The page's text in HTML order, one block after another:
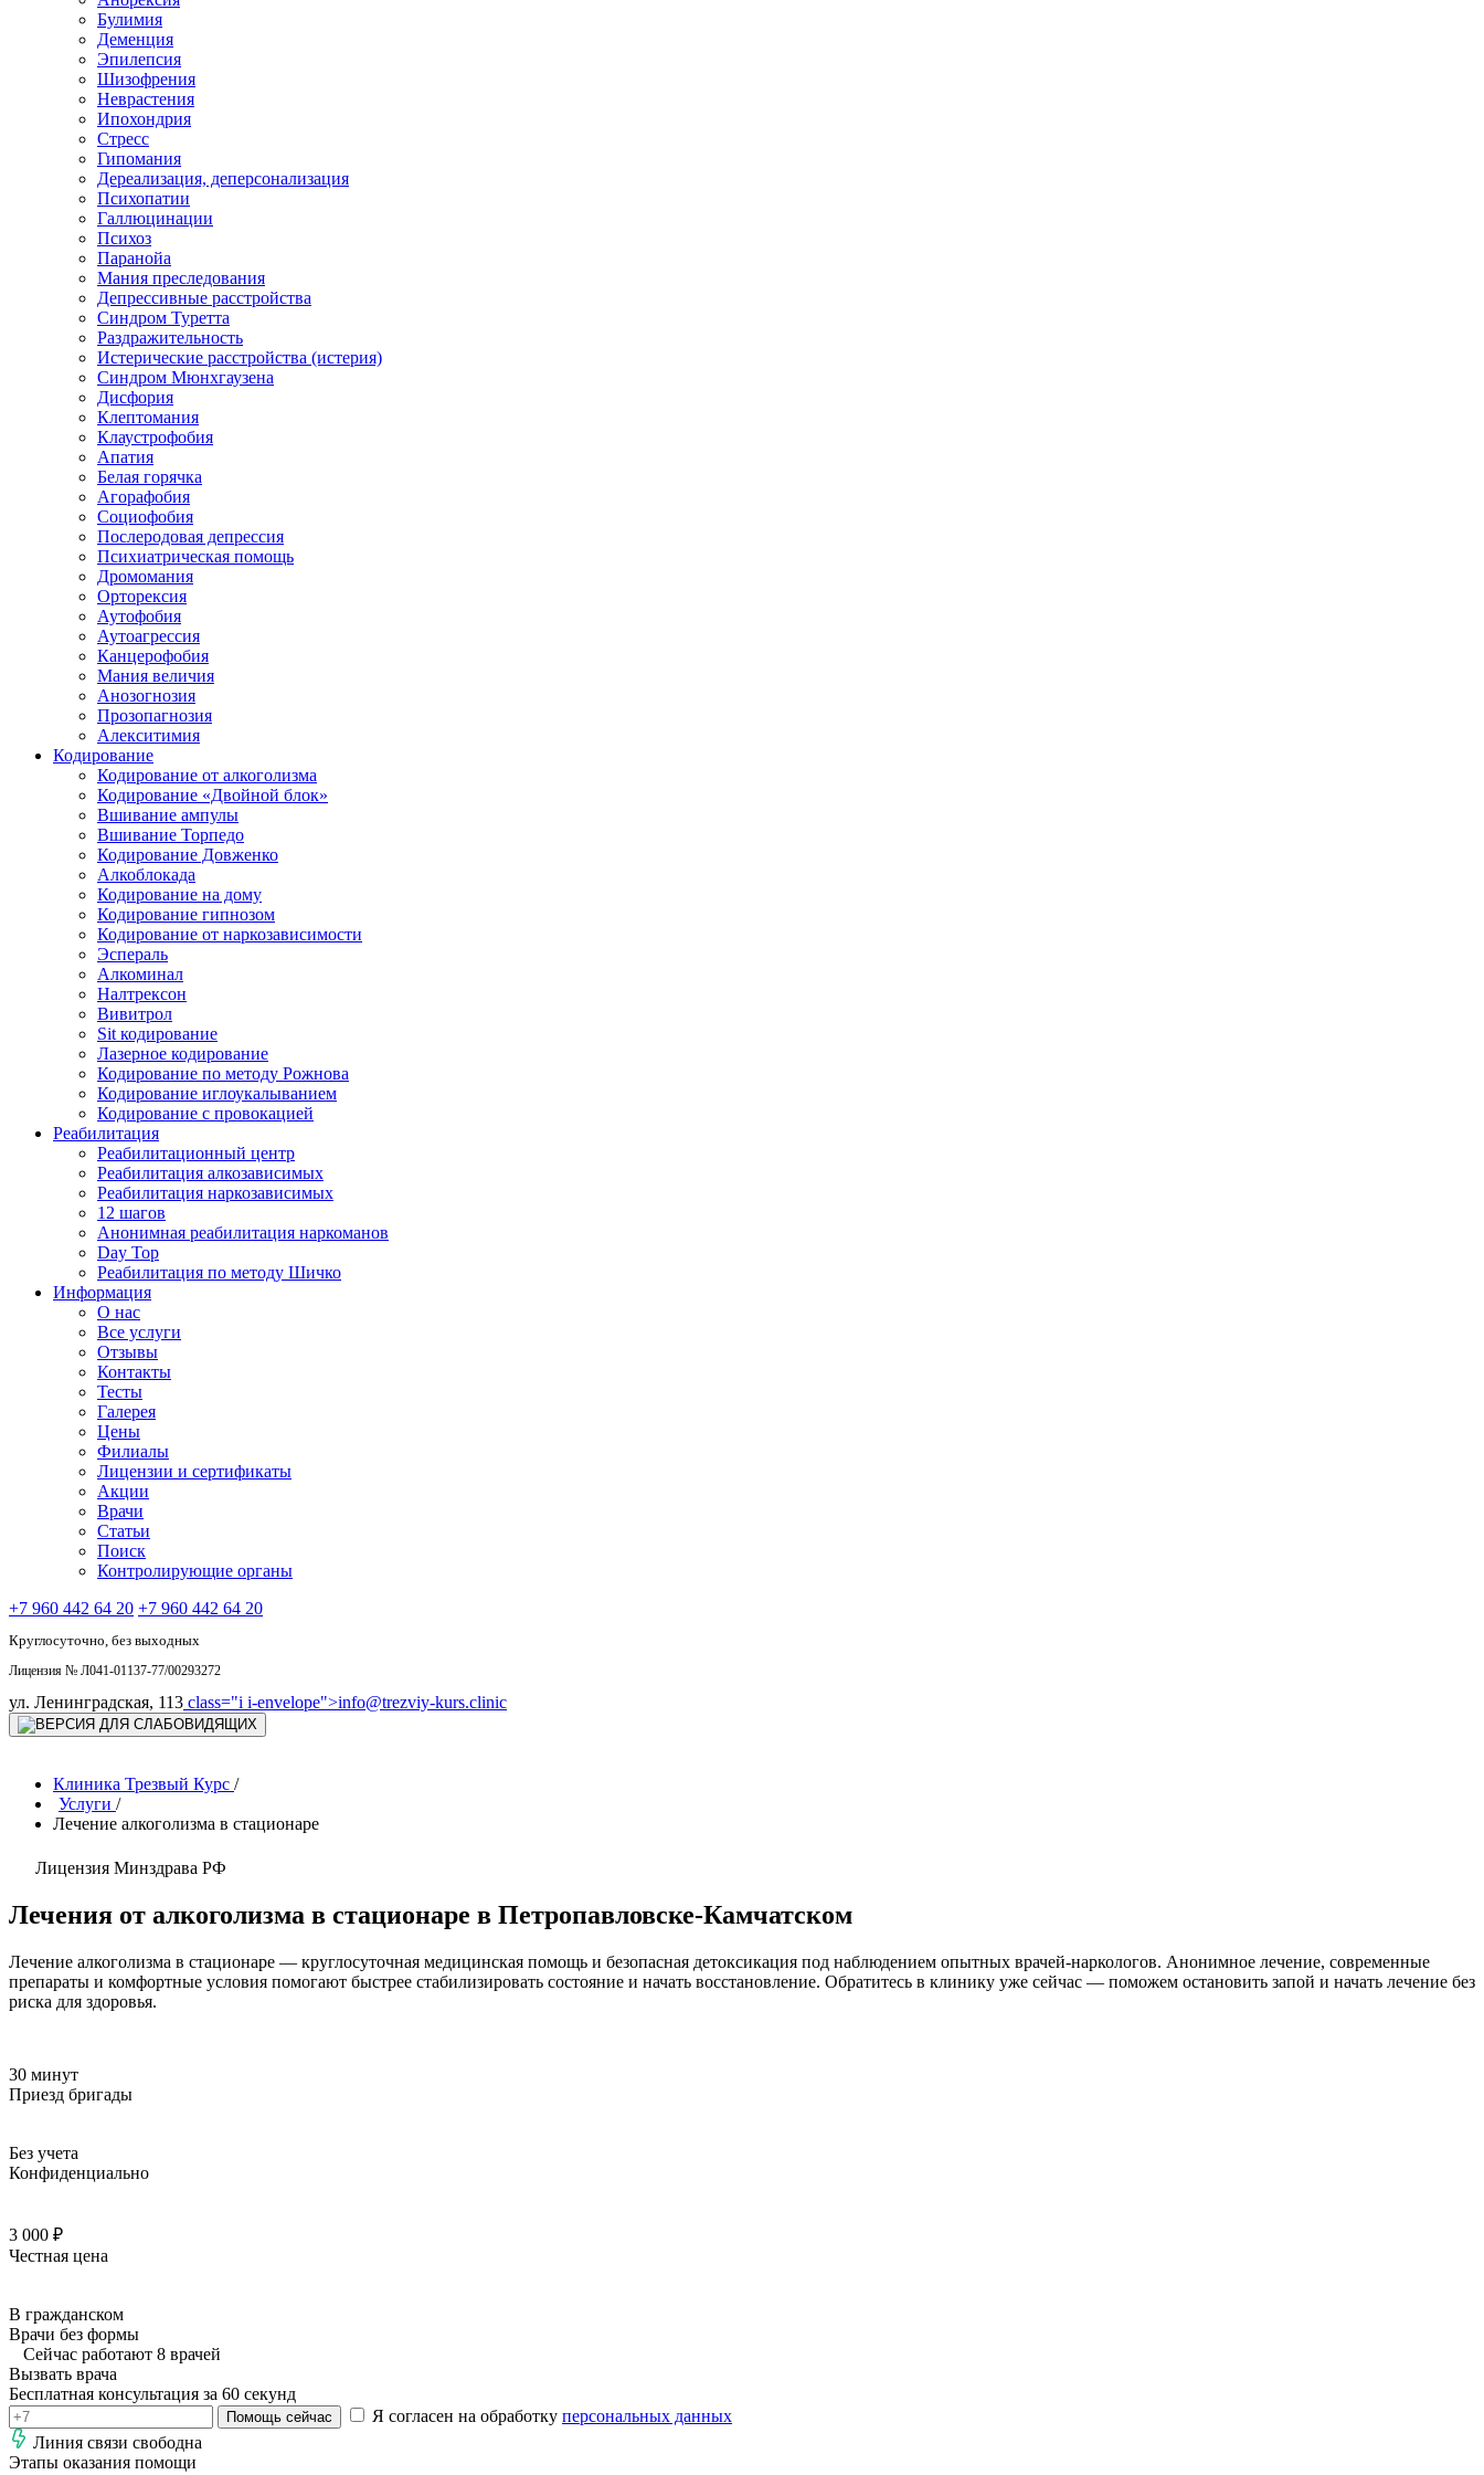
Булимия
Деменция
Эпилепсия
Шизофрения
Неврастения
Ипохондрия
Стресс
Гипомания
Дереализация, деперсонализация
Психопатии
Галлюцинации
Психоз
Паранойа
Мания преследования
Депрессивные расстройства
Синдром Туретта
Раздражительность
Истерические расстройства (истерия)
Синдром Мюнхгаузена
Дисфория
Клептомания
Клаустрофобия
Апатия
Белая горячка
Агорафобия
Социофобия
Послеродовая депрессия
Психиатрическая помощь
Дромомания
Орторексия
Аутофобия
Аутоагрессия
Канцерофобия
Мания величия
Анозогнозия
Прозопагнозия
Алекситимия
Кодирование
Кодирование от алкоголизма
Кодирование «Двойной блок»
Вшивание ампулы
Вшивание Торпедо
Кодирование Довженко
Алкоблокада
Кодирование на дому
Кодирование гипнозом
Кодирование от наркозависимости
Эспераль
Алкоминал
Налтрексон
Вивитрол
Sit кодирование
Лазерное кодирование
Кодирование по методу Рожнова
Кодирование иглоукалыванием
Кодирование с провокацией
Реабилитация
Реабилитационный центр
Реабилитация алкозависимых
Реабилитация наркозависимых
12 шагов
Анонимная реабилитация наркоманов
Day Top
Реабилитация по методу Шичко
Информация
О нас
Все услуги
Отзывы
Контакты
Тесты
Галерея
Цены
Филиалы
Лицензии и сертификаты
Акции
Врачи
Статьи
Поиск
Контролирующие органы
+7 960 442 64 20 +7 960 442 64 20
Круглосуточно, без выходных
Лицензия № Л041-01137-77/00293272
ул. Ленинградская, 113 class="i i-envelope">info@trezviy-kurs.clinic
Клиника Трезвый Курс /
Услуги /
Лечение алкоголизма в стационаре
Лицензия Минздрава РФ
Лечения от алкоголизма в стационаре в Петропавловске-Камчатском
Лечение алкоголизма в стационаре — круглосуточная медицинская помощь и безопасная детоксикация под наблюдением опытных врачей-наркологов. Анонимное лечение, современные
препараты и комфортные условия помогают быстрее стабилизировать состояние и начать восстановление. Обратитесь в клинику уже сейчас — поможем остановить запой и начать лечение без
риска для здоровья.
30 минут
Приезд бригады
Без учета
Конфиденциально
3 000 ₽
Честная цена
В гражданском
Врачи без формы
Сейчас работают 8 врачей
Вызвать врача
Бесплатная консультация за 60 секунд
Помощь сейчас Я согласен на обработку персональных данных
Линия связи свободна
Этапы оказания помощи